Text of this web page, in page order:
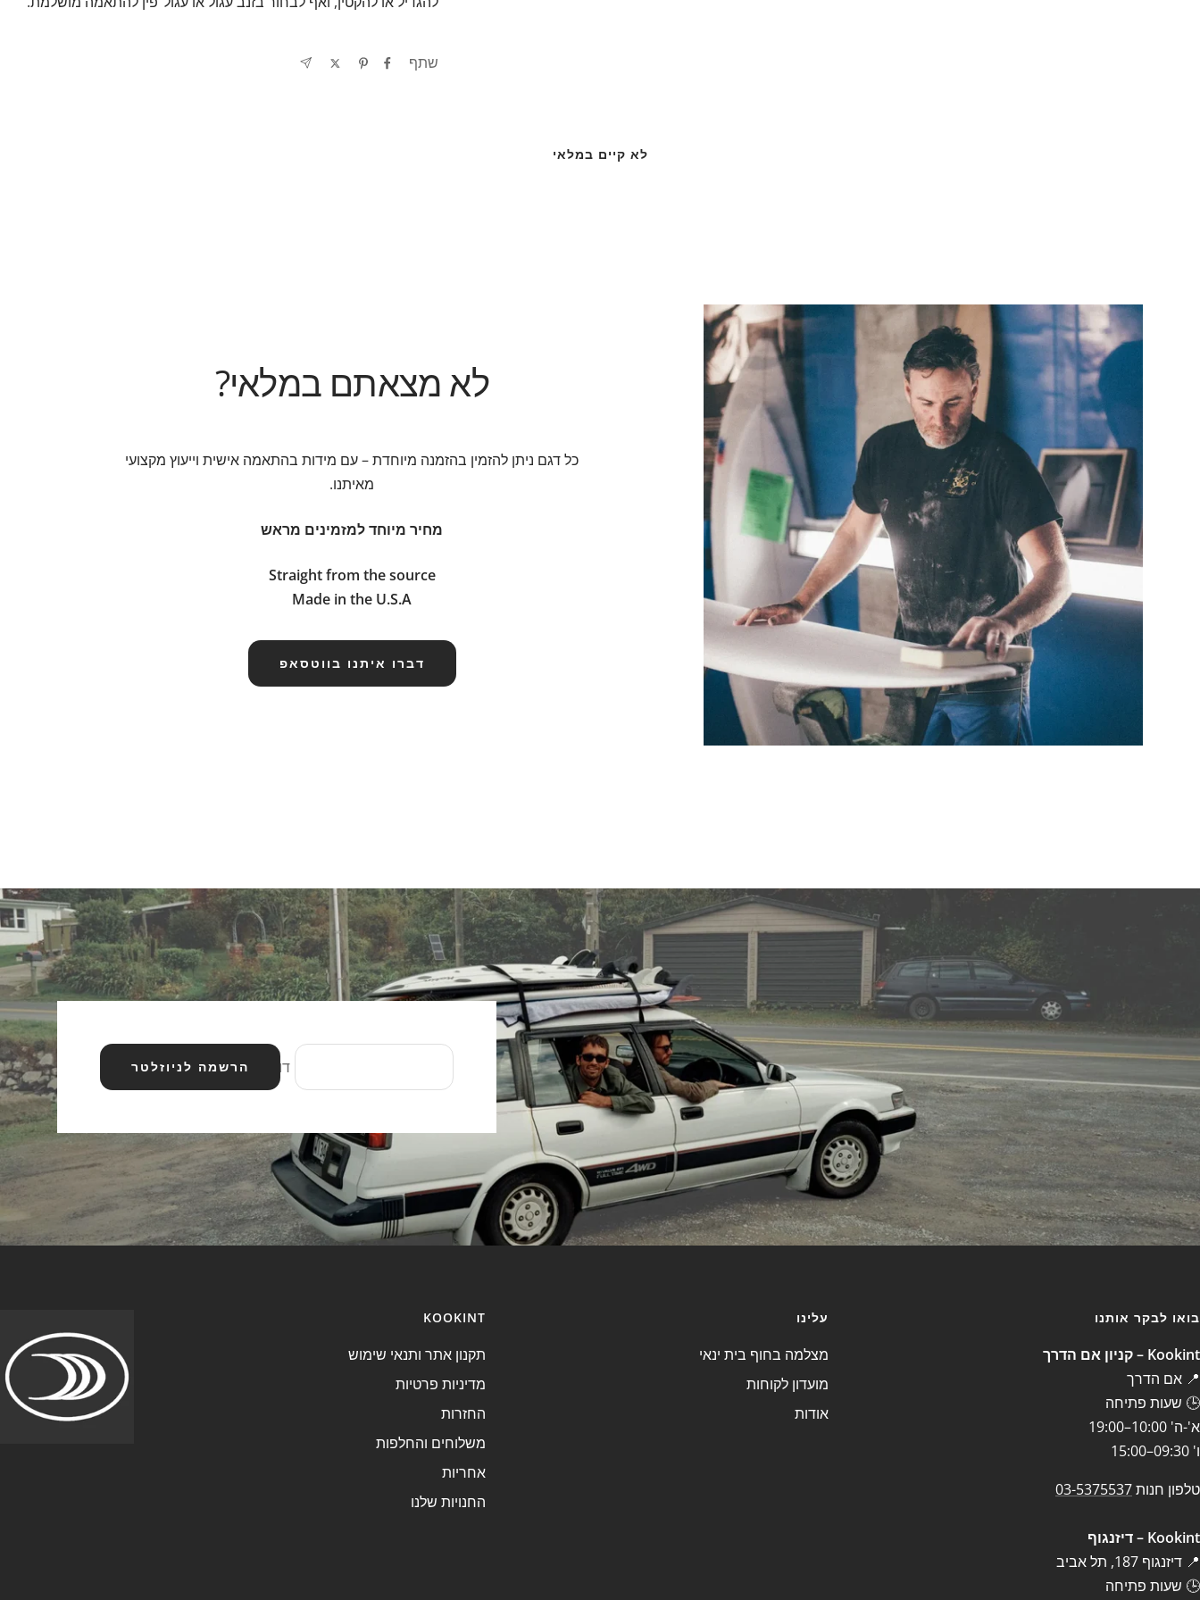
שתף
לא קיים במלאי
לא מצאתם במלאי?
כל דגם ניתן להזמין בהזמנה מיוחדת – עם מידות בהתאמה אישית וייעוץ מקצועי
מאיתנו.
מחיר מיוחד למזמינים מראש
Straight from the source
Made in the U.S.A
דברו איתנו בווטסאפ
דוא״ל הרשמה לניוזלטר
בואו לבקר אותנו
Kookint – קניון אם הדרך
📍 אם הדרך
🕒 שעות פתיחה
א'-ה' 10:00–19:00
ו' 09:30–15:00
טלפון חנות03-5375537
Kookint – דיזנגוף
📍 דיזנגוף 187, תל אביב
🕒 שעות פתיחה
עלינו
מצלמה בחוף בית ינאי
מועדון לקוחות
אודות
KOOKINT
תקנון אתר ותנאי שימוש
מדיניות פרטיות
החזרות
משלוחים והחלפות
אחריות
החנויות שלנו